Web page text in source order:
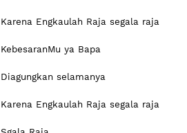
Karena Engkaulah Raja segala raja
KebesaranMu ya Bapa
Diagungkan selamanya
Karena Engkaulah Raja segala raja